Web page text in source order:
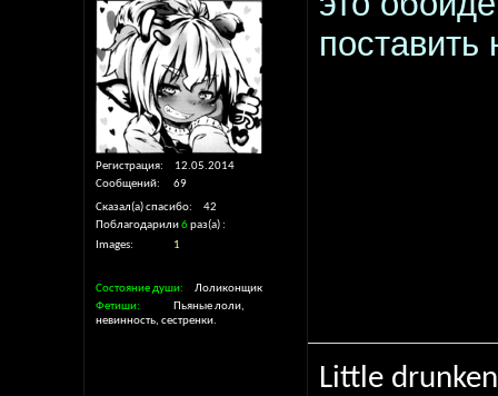
Регистрация
12.05.2014
Сообщений
69
Сказал(а) спасибо
42
Поблагодарили6раз(а)
Images
1
Состояние души
Лоликонщик
Фетиши
Пьяные лоли,
невинность, сестренки.
Little